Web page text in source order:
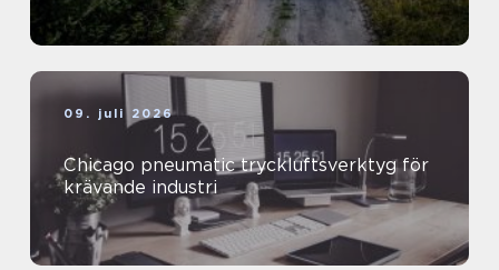
09. juli 2026
Chicago pneumatic tryckluftsverktyg för
krävande industri